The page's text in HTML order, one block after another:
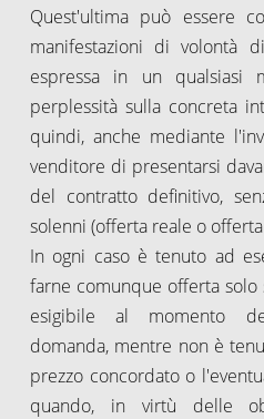
Quest'ultima può essere
manifestazioni di volontà
espressa in un qualsiasi
perplessità sulla concreta
quindi, anche mediante
venditore di presentarsi
del contratto definitivo,
solenni (offerta reale o
In ogni caso è tenuto ad
farne comunque offerta solo
esigibile al momento
domanda, mentre non è
prezzo concordato o
quando, in virtù delle